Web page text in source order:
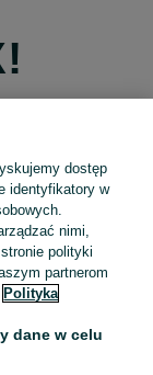
dostęp
identyfikatory w
nimi,
polityki
partnerom
Polityka
dane w celu